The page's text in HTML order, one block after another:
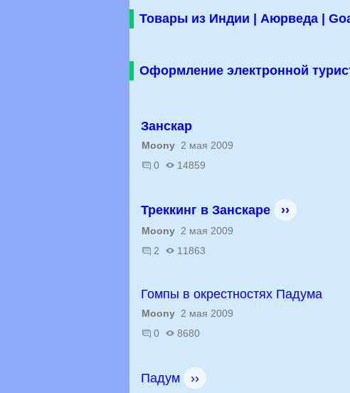
Товары из Индии | Аюрведа |
Оформление электронной
Занскар
Moony 2 мая 2009
0
14859
Треккинг в Занскаре ››
Moony 2 мая 2009
2
11863
Гомпы в окрестностях Падума
Moony 2 мая 2009
0
8680
Падум ››